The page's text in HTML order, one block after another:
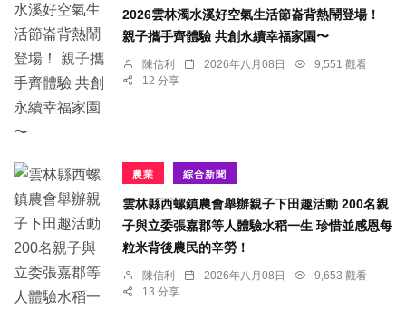
2026雲林濁水溪好空氣生活節崙背熱鬧登場！
親子攜手齊體驗 共創永續幸福家園〜
陳信利 2026年八月08日
9,551 觀看
12 分享
農業 綜合新聞
雲林縣西螺鎮農會舉辦親子下田趣活動 200名親
子與立委張嘉郡等人體驗水稻一生 珍惜並感恩每
粒米背後農民的辛勞！
陳信利 2026年八月08日
9,653 觀看
13 分享